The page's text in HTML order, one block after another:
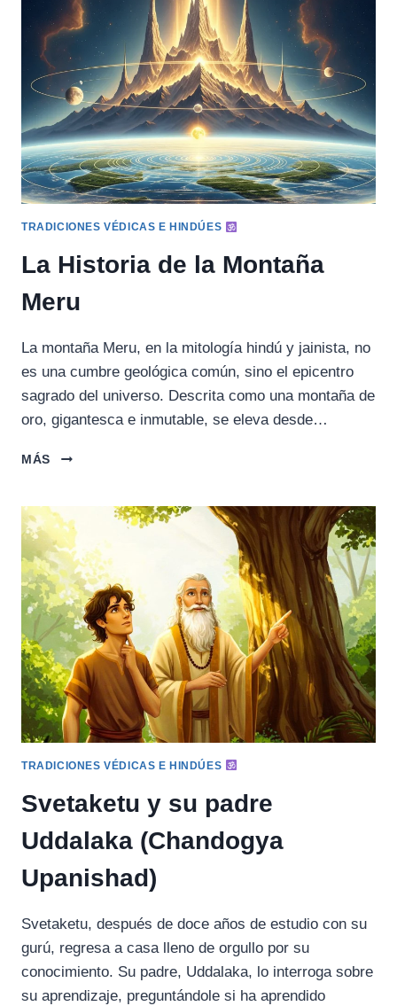
SITA
TRADICIONES VÉDICAS E HINDÚES
La Historia de la Montaña
Meru
La montaña Meru, en la mitología hindú y jainista, no
es una cumbre geológica común, sino el epicentro
sagrado del universo. Descrita como una montaña de
oro, gigantesca e inmutable, se eleva desde…
MÁS
LA
LA
MONTAÑA
MERU
TRADICIONES VÉDICAS E HINDÚES
Svetaketu y su padre
Uddalaka (Chandogya
Upanishad)
Svetaketu, después de doce años de estudio con su
gurú, regresa a casa lleno de orgullo por su
conocimiento. Su padre, Uddalaka, lo interroga sobre
su aprendizaje, preguntándole si ha aprendido